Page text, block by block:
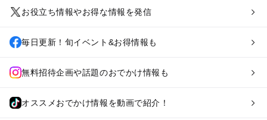
お役立ち情報やお得な情報を発信
毎日更新！旬イベント&お得情報も
無料招待企画や話題のおでかけ情報も
オススメおでかけ情報を動画で紹介！